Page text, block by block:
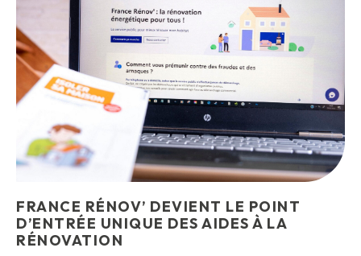
FRANCE RÉNOV’ DEVIENT LE POINT
D’ENTRÉE UNIQUE DES AIDES À LA
RÉNOVATION